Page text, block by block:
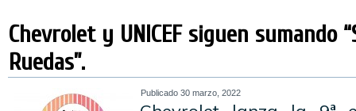
Chevrolet y UNICEF siguen sumando
Ruedas”.
Publicado 30 marzo, 2022